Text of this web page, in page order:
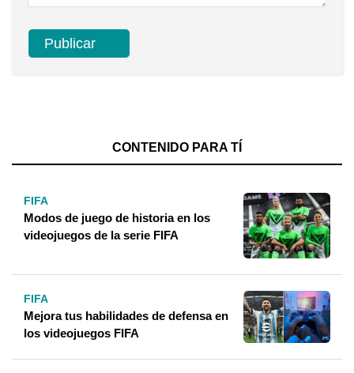
CONTENIDO PARA TÍ
FIFA
Modos de juego de historia en los
videojuegos de la serie FIFA
FIFA
Mejora tus habilidades de defensa en
los videojuegos FIFA